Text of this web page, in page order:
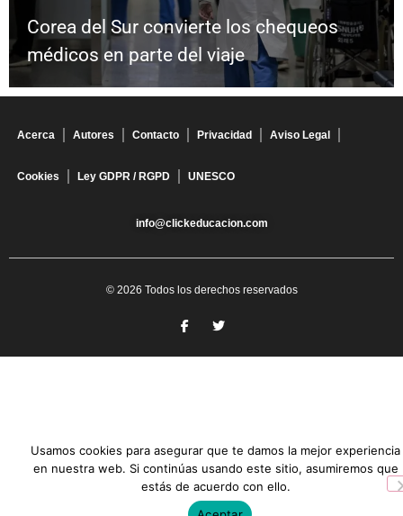
Corea del Sur convierte los chequeos
médicos en parte del viaje
Acerca Autores Contacto Privacidad Aviso Legal
Cookies Ley GDPR / RGPD UNESCO
info@clickeducacion.com
© 2026 Todos los derechos reservados
Usamos cookies para asegurar que te damos la mejor experiencia
en nuestra web. Si continúas usando este sitio, asumiremos que
estás de acuerdo con ello.